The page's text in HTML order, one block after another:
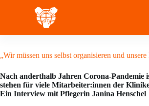
23 Oktober 2021
„Wir müssen uns selbst organisieren und
Nach anderthalb Jahren Corona-Pandemie
stehen für viele Mitarbeiter:innen der
Ein Interview mit Pflegerin Janina Henschel